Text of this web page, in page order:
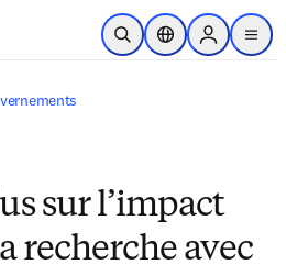
Passer au contenu principal
Ouvrir la recherche
Sélecteur de
Sign in to
menu
sur l’impact
recherche avec